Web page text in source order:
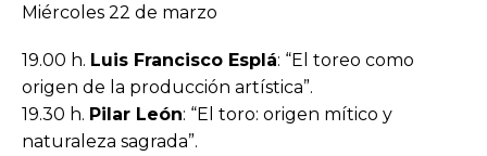
Miércoles 22 de marzo
19.00 h. Luis Francisco Esplá: “El toreo como
origen de la producción artística”.
19.30 h. Pilar León: “El toro: origen mítico y
naturaleza sagrada”.